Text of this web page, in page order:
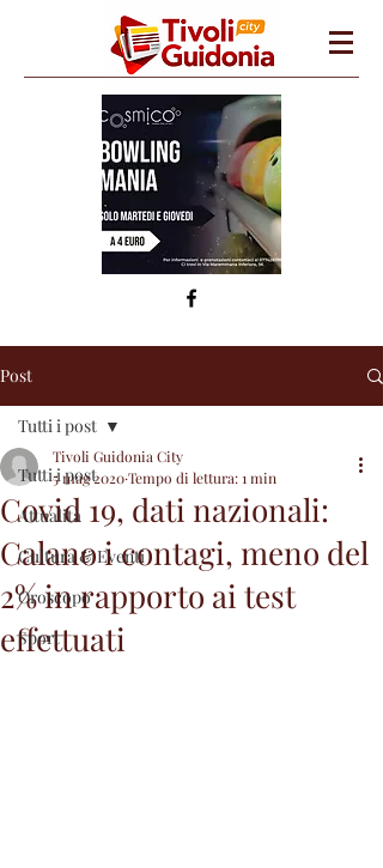
Post
Tutti i post
Attualità
Cultura & Eventi
Oroscopo
Sport
Tutti i post
Covid 19, dati nazionali:
Calano i contagi, meno del
2% in rapporto ai test
effettuati
Tivoli Guidonia City
5 mag 2020Tempo di lettura: 1 min